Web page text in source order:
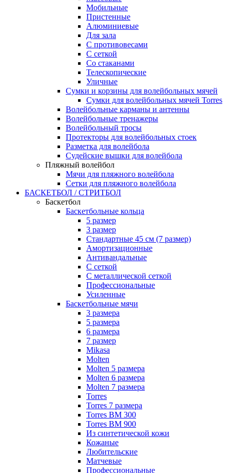
Мобильные
Пристенные
Алюминиевые
Для зала
С противовесами
С сеткой
Со стаканами
Телескопические
Уличные
Сумки и корзины для волейбольных мячей
Сумки для волейбольных мячей Torres
Волейбольные карманы и антенны
Волейбольные тренажеры
Волейбольный тросы
Протекторы для волейбольных стоек
Разметка для волейбола
Судейские вышки для волейбола
Пляжный волейбол
Мячи для пляжного волейбола
Сетки для пляжного волейбола
БАСКЕТБОЛ / СТРИТБОЛ
Баскетбол
Баскетбольные кольца
5 размер
3 размер
Стандартные 45 см (7 размер)
Амортизационные
Антивандальные
С сеткой
С металлической сеткой
Профессиональные
Усиленные
Баскетбольные мячи
3 размера
5 размера
6 размера
7 размер
Mikasa
Molten
Molten 5 размера
Molten 6 размера
Molten 7 размера
Torres
Torres 7 размера
Torres BM 300
Torres BM 900
Из синтетической кожи
Кожаные
Любительские
Матчевые
Профессиональные